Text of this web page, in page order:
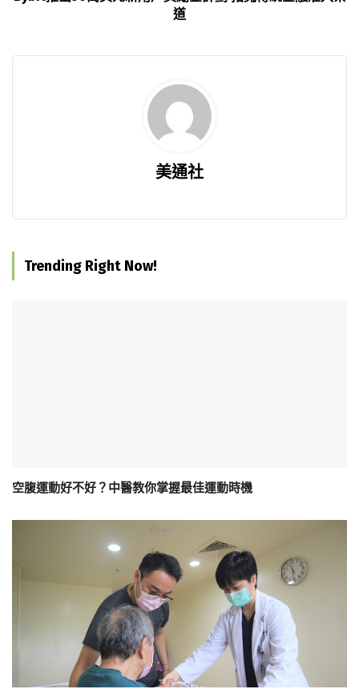
道
美通社
Trending Right Now!
空腹運動好不好？中醫教你掌握最佳運動時機